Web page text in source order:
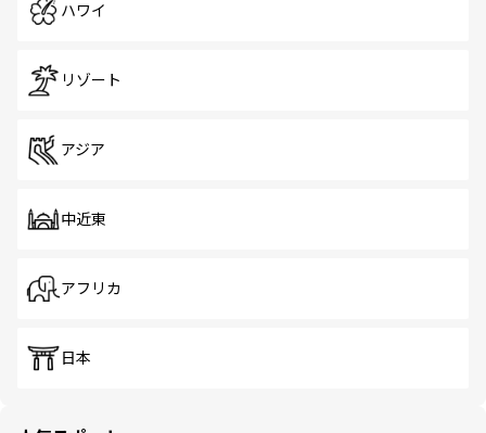
ハワイ
リゾート
アジア
中近東
アフリカ
日本